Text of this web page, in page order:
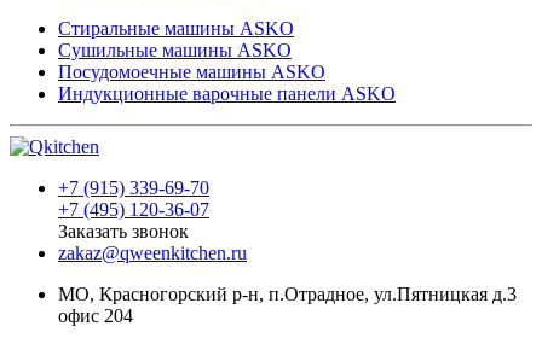
Стиральные машины ASKO
Сушильные машины ASKO
Посудомоечные машины ASKO
Индукционные варочные панели ASKO
+7 (915) 339-69-70
+7 (495) 120-36-07
Заказать звонок
zakaz@qweenkitchen.ru
МО, Красногорский р-н, п.Отрадное, ул.Пятницкая д.3
офис 204